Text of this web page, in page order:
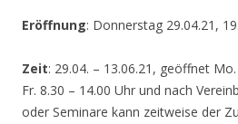
Eröffnung: Donnerstag 29.04.21,
Zeit: 29.04. – 13.06.21, geöffnet
Fr. 8.30 – 14.00 Uhr und nach
oder Seminare kann zeitweise der